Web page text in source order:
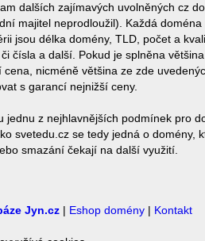
dalších zajímavých uvolněných cz
majitel neprodloužil). Každá doména
jsou délka domény, TLD, počet a
čísla a další. Pokud je splněna
nicméně většina ze zde
s garancí nejnižší ceny.
z nejhlavnějších podmínek pro
svetedu.cz se tedy jedná o domény,
smazání čekají na další využití.
Jyn.cz| Eshop domény| Kontakt